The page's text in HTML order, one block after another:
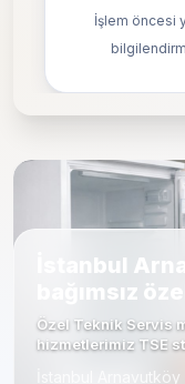
İşlem öncesi
İstanbul
bağımsız
Özel Teknik Servis
hizmetlerimiz TSE
İstanbul